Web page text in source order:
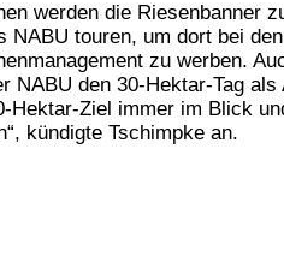
werden die Riesenbanner
NABU touren, um dort bei
zu werben.
NABU den 30-Hektar-Tag als
Hektar-Ziel immer im Blick
kündigte Tschimpke an.